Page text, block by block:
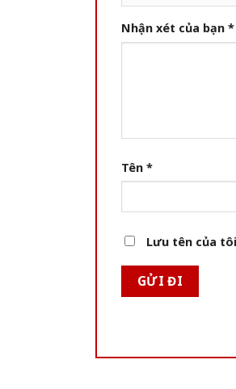
Nhận xét của bạn *
Tên *
Lưu tên của